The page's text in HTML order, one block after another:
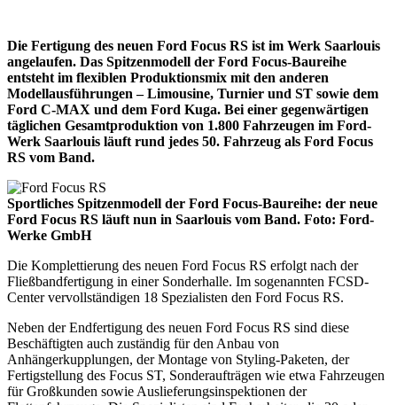
Die Fertigung des neuen Ford Focus RS ist im Werk Saarlouis
angelaufen. Das Spitzenmodell der Ford Focus-Baureihe
entsteht im flexiblen Produktionsmix mit den anderen
Modellausführungen – Limousine, Turnier und ST sowie dem
Ford C-MAX und dem Ford Kuga. Bei einer gegenwärtigen
täglichen Gesamtproduktion von 1.800 Fahrzeugen im Ford-
Werk Saarlouis läuft rund jedes 50. Fahrzeug als Ford Focus
RS vom Band.
Sportliches Spitzenmodell der Ford Focus-Baureihe: der neue
Ford Focus RS läuft nun in Saarlouis vom Band. Foto: Ford-
Werke GmbH
Die Komplettierung des neuen Ford Focus RS erfolgt nach der
Fließbandfertigung in einer Sonderhalle. Im sogenannten FCSD-
Center vervollständigen 18 Spezialisten den Ford Focus RS.
Neben der Endfertigung des neuen Ford Focus RS sind diese
Beschäftigten auch zuständig für den Anbau von
Anhängerkupplungen, der Montage von Styling-Paketen, der
Fertigstellung des Focus ST, Sonderaufträgen wie etwa Fahrzeugen
für Großkunden sowie Auslieferungsinspektionen der